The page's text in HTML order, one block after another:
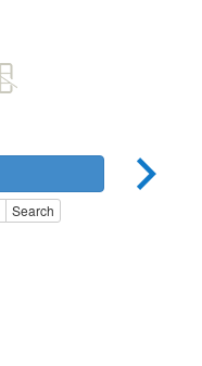
Search